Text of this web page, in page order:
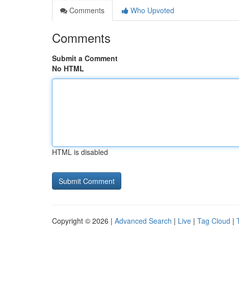
Comments
Who Upvoted
Comments
Submit a Comment
No HTML
HTML is disabled
Copyright © 2026 | Advanced Search | Live | Tag Cloud |